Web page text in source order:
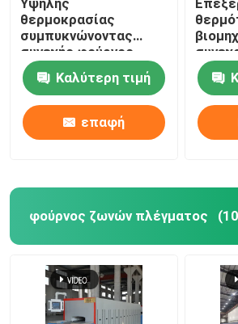
θερμοκρασίας
συμπυκνώνοντας
συνεχής φούρνος
προωθητών με τις
ράβδους καρβιδίου
του πυριτίου για τα
δομικά μέρη Zirconia
αλουμίνας
Καλύτερη τιμή
επαφή
για
φούρνος ζωνών πλέγματος